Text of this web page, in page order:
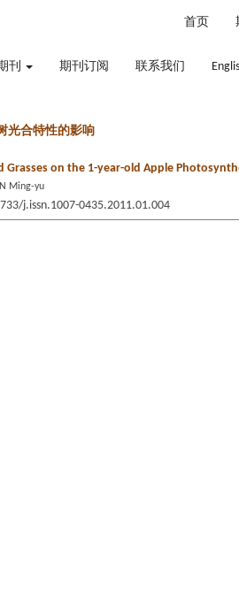
首页
刊 期刊订阅 联系我们
光合特性的影响
on the 1-year-old Apple
Ming-yu
j.issn.1007-0435.2011.01.004